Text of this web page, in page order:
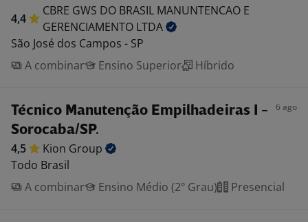
4,4
CBRE GWS DO BRASIL MANUNTENCAO E
GERENCIAMENTO LTDA
São José dos Campos - SP
A combinar
Ensino Superior Híbrido
Técnico Manutenção Empilhadeiras I -
Sorocaba/SP.
6 ago
4,5 Kion Group
Todo Brasil
A combinar
Ensino Médio (2º Grau) Presencial